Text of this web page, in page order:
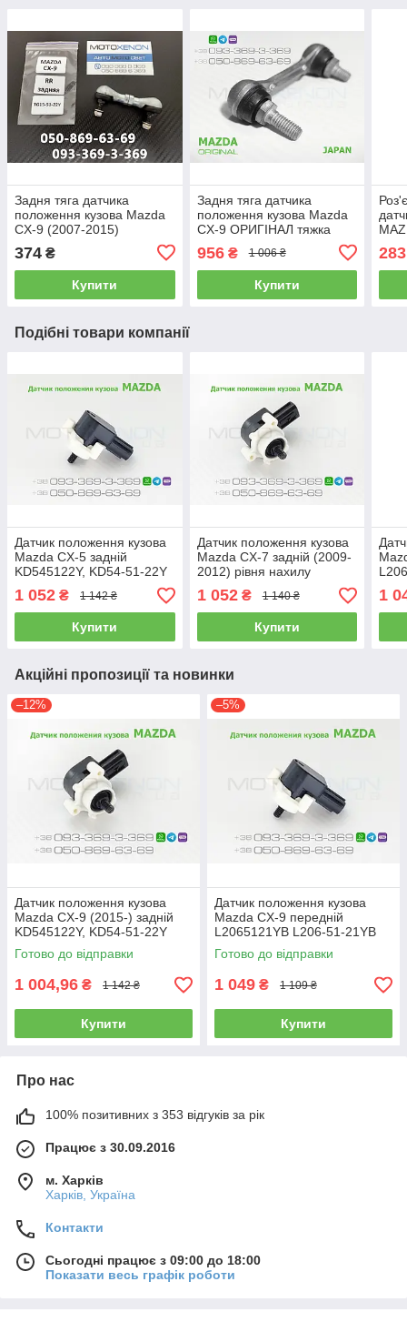
Задня тяга датчика
положення кузова Mazda
CX-9 (2007-2015)
TG155122Y, TG15-51-22Y
тяжка рівня коректора
фар
374 ₴
Купити
Задня тяга датчика
положення кузова Mazda
CX-9 ОРИГІНАЛ тяжка
TG155122Y TG15-51-22Y
956₴ 1 006 ₴
Купити
Подібні товари компанії
Датчик положення кузова
Mazda CX-5 задній
KD545122Y, KD54-51-22Y
рівня висоти
автокоректора світла фар,
AFS
1 052 ₴ 1 142 ₴
Купити
Датчик положення кузова
Mazda CX-7 задній (2009-
2012) рівня нахилу
коректора світла фар AFS
EH665122Y, EH66-51-22Y
1 052₴ 1 140 ₴
Купити
1
Акційні пропозиції та новинки
–12%
Датчик положення кузова
Mazda CX-9 (2015-) задній
KD545122Y, KD54-51-22Y
рівня нахилу коректора
світла фар
Готово до відправки
1 004,96 ₴ 1 142 ₴
Купити
–5%
Датчик положення кузова
Mazda CX-9 передній
L2065121YB L206-51-21YB
рівня коректора світла фар
Готово до відправки
1 049 ₴ 1 109 ₴
Купити
Про нас
100% позитивних з 353 відгуків за рік
Працює з 30.09.2016
м. Харків
Харків, Україна
Контакти
Сьогодні працює з 09:00 до 18:00
Показати весь графік роботи